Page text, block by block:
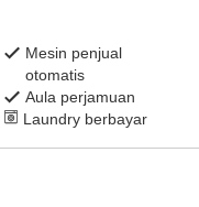
Mesin penjual
otomatis
Aula perjamuan
Laundry berbayar